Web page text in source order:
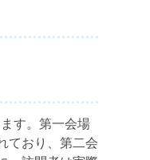
す。第一会場
ており、第二会